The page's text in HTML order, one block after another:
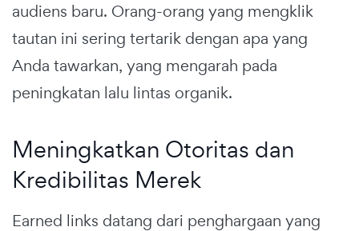
audiens baru. Orang-orang yang mengklik
tautan ini sering tertarik dengan apa yang
Anda tawarkan, yang mengarah pada
peningkatan lalu lintas organik.
Meningkatkan Otoritas dan
Kredibilitas Merek
Earned links datang dari penghargaan yang